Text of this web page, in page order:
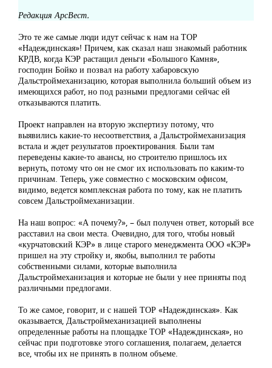
Редакция АрсВест.
Это те же самые люди идут сейчас к нам на ТОР
«Надеждинская»! Причем, как сказал наш знакомый работник
КРДВ, когда КЭР растащил деньги «Большого Камня»,
господин Бойко и позвал на работу хабаровскую
Дальстроймеханизацию, которая выполнила больший объем из
имеющихся работ, но под разными предлогами сейчас ей
отказываются платить.
Проект направлен на вторую экспертизу потому, что
выявились какие-то несоответствия, а Дальстроймеханизация
встала и ждет результатов проектирования. Были там
переведены какие-то авансы, но строителю пришлось их
вернуть, потому что он не смог их использовать по каким-то
причинам. Теперь, уже совместно с московским офисом,
видимо, ведется комплексная работа по тому, как не платить
совсем Дальстроймеханизации.
На наш вопрос: «А почему?», – был получен ответ, который все
расставил на свои места. Очевидно, для того, чтобы новый
«курчатовский КЭР» в лице старого менеджмента ООО «КЭР»
пришел на эту стройку и, якобы, выполнил те работы
собственными силами, которые выполнила
Дальстроймеханизация и которые не были у нее приняты под
различными предлогами.
То же самое, говорит, и с нашей ТОР «Надеждинская». Как
оказывается, Дальстроймеханизацией выполнены
определенные работы на площадке ТОР «Надеждинская», но
сейчас при подготовке этого соглашения, полагаем, делается
все, чтобы их не принять в полном объеме.